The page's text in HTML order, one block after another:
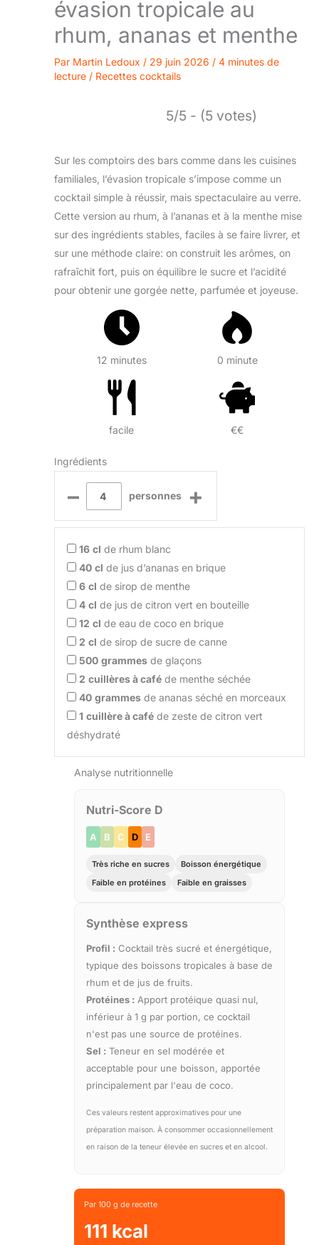
évasion tropicale au
rhum, ananas et menthe
Par Martin Ledoux / 29 juin 2026 / 4 minutes de
lecture / Recettes cocktails
5/5 - (5 votes)
Sur les comptoirs des bars comme dans les cuisines
familiales, l’évasion tropicale s’impose comme un
cocktail simple à réussir, mais spectaculaire au verre.
Cette version au rhum, à l’ananas et à la menthe mise
sur des ingrédients stables, faciles à se faire livrer, et
sur une méthode claire: on construit les arômes, on
rafraîchit fort, puis on équilibre le sucre et l’acidité
pour obtenir une gorgée nette, parfumée et joyeuse.
12 minutes 0 minute
facile €€
Ingrédients
– personnes +
16 cl de rhum blanc
40 cl de jus d’ananas en brique
6 cl de sirop de menthe
4 cl de jus de citron vert en bouteille
12 cl de eau de coco en brique
2 cl de sirop de sucre de canne
500 grammes de glaçons
2 cuillères à café de menthe séchée
40 grammes de ananas séché en morceaux
1 cuillère à café de zeste de citron vert
déshydraté
Analyse nutritionnelle
Nutri-Score D
A B C D E
Très riche en sucres
Boisson énergétique
Faible en protéines
Faible en graisses
Synthèse express
Profil : Cocktail très sucré et énergétique,
typique des boissons tropicales à base de
rhum et de jus de fruits.
Protéines : Apport protéique quasi nul,
inférieur à 1 g par portion, ce cocktail
n'est pas une source de protéines.
Sel : Teneur en sel modérée et
acceptable pour une boisson, apportée
principalement par l'eau de coco.
Ces valeurs restent approximatives pour une
préparation maison. À consommer occasionnellement
en raison de la teneur élevée en sucres et en alcool.
Par 100 g de recette
111 kcal